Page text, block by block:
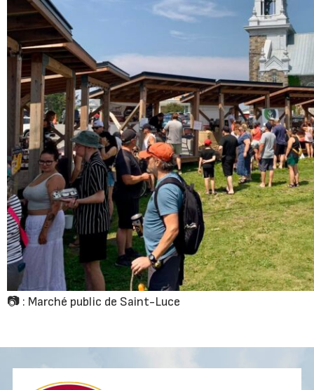
📷 : Marché public de Saint-Luce